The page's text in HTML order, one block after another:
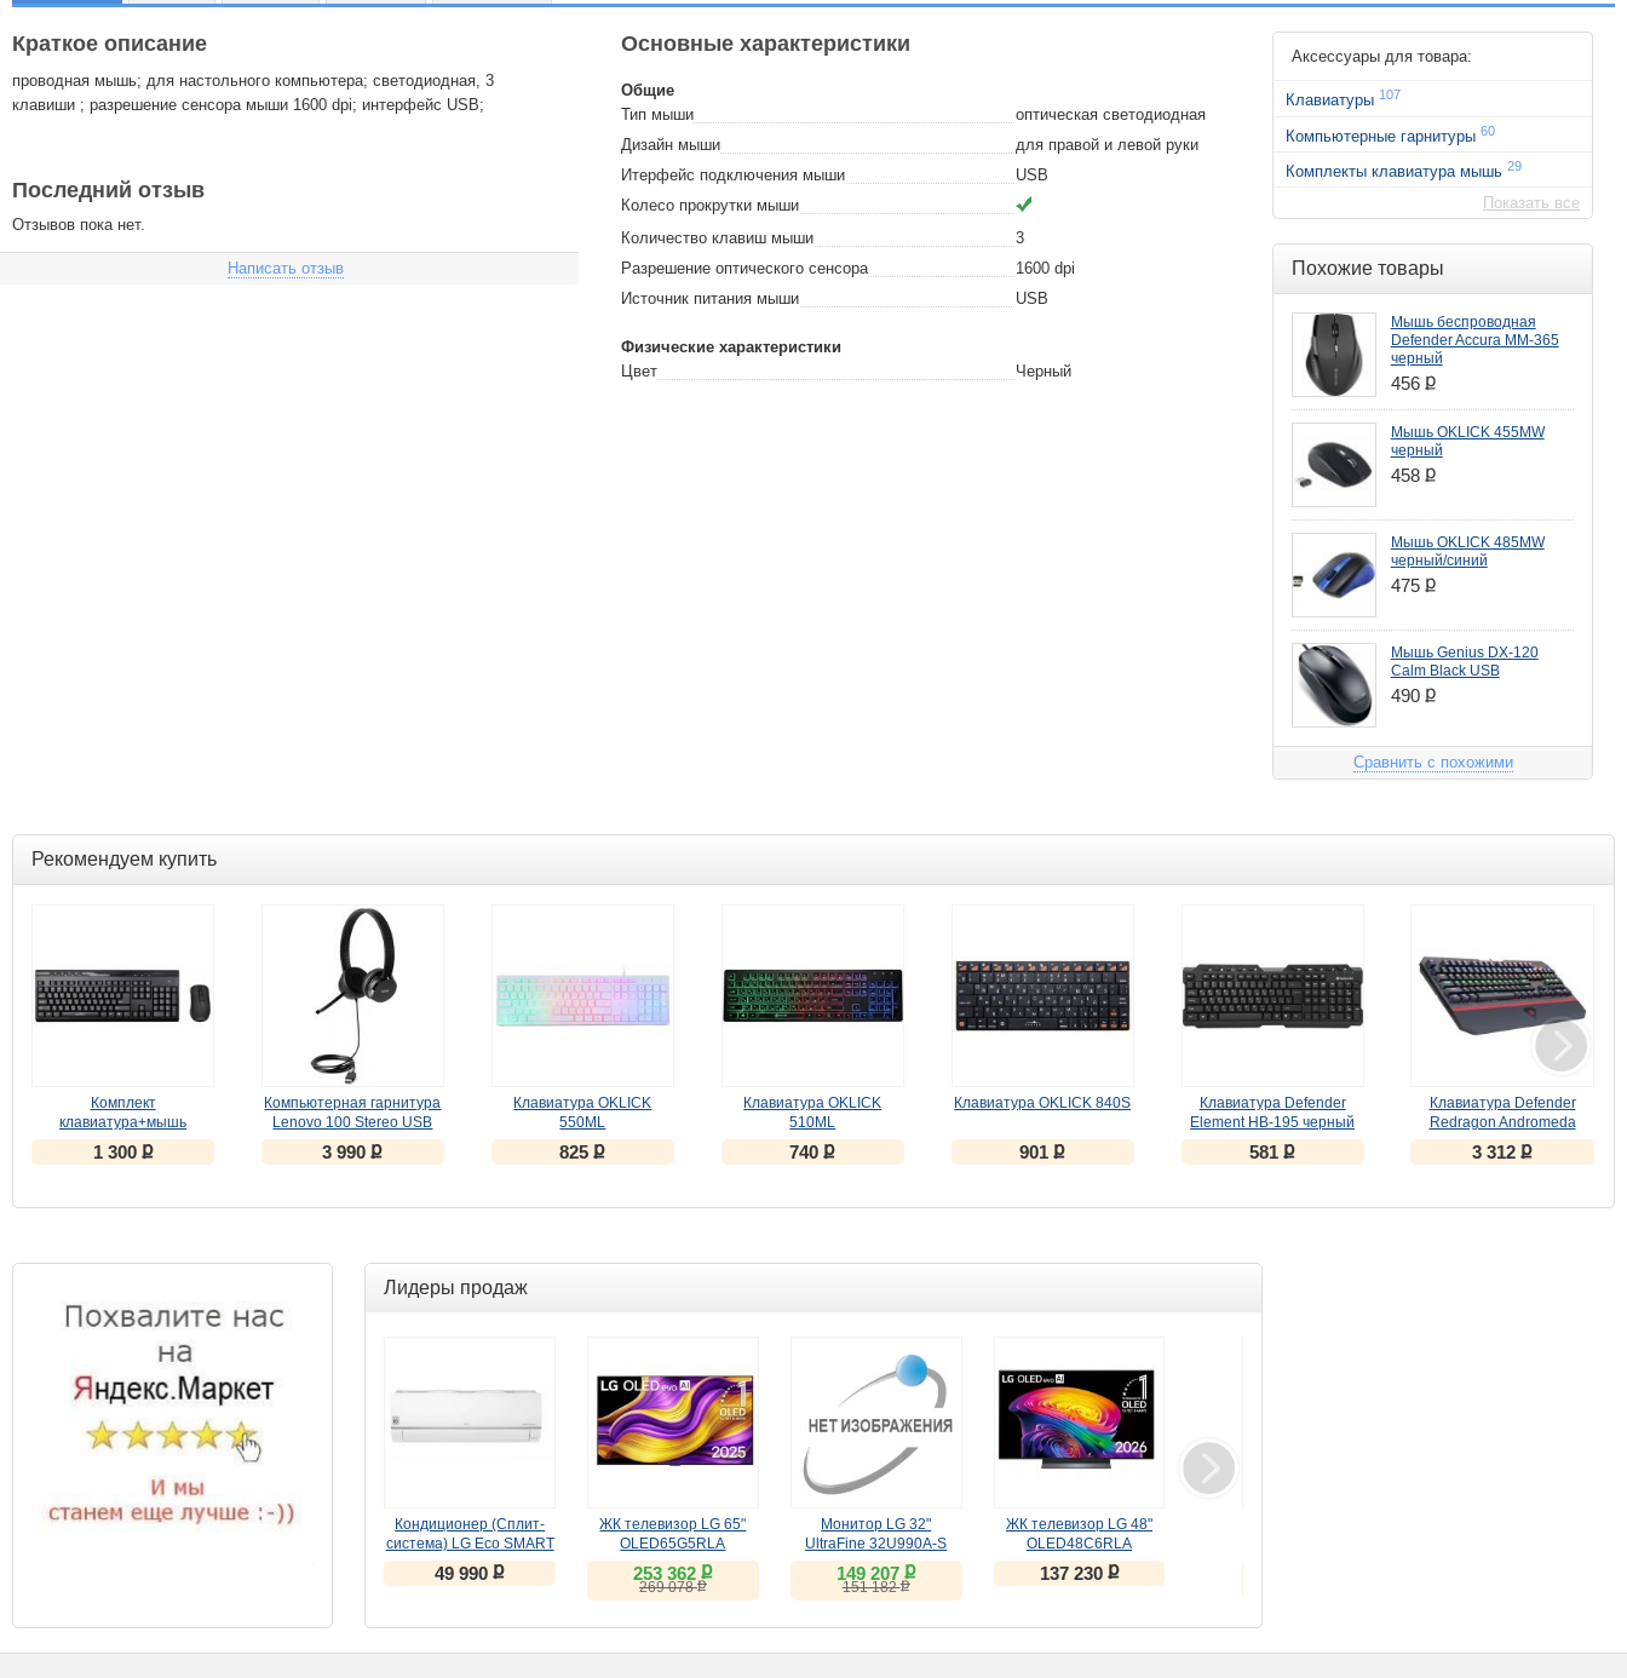
Краткое описание
проводная мышь; для настольного компьютера; светодиодная, 3
клавиши ; разрешение сенсора мыши 1600 dpi; интерфейс USB;
Последний отзыв
Отзывов пока нет.
Написать отзыв
Основные характеристики
Общие
Тип мыши
оптическая светодиодная
Дизайн мыши
для правой и левой руки
Итерфейс подключения мыши
USB
Колесо прокрутки мыши
Количество клавиш мыши
3
Разрешение оптического сенсора
1600 dpi
Источник питания мыши
USB
Физические характеристики
Цвет
Черный
Аксессуары для товара:
Клавиатуры 107
Компьютерные гарнитуры60
Комплекты клавиатура мышь29
Показать все
Похожие товары
Мышь беспроводная
Defender Accura MM-365
черный
456 ք
Мышь OKLICK 455MW
черный
458 ք
Мышь OKLICK 485MW
черный/синий
475 ք
Мышь Genius DX-120
Calm Black USB
490 ք
Сравнить с похожими
Рекомендуем купить
Комплект
клавиатура+мышь
OKLICK 280M
1 300 ք
Компьютерная гарнитура
Lenovo 100 Stereo USB
Headset
3 990ք
Клавиатура OKLICK
550ML
825ք
Клавиатура OKLICK
510ML
740ք
Клавиатура OKLICK 840S
901ք
Клавиатура Defender
Element HB-195 черный
581ք
Клавиатура Defender
Redragon Andromeda
RU,подсветка,Full Anti-
Ghost
3 312ք
Лидеры продаж
Кондиционер (Сплит-
система) LG Eco SMART
inverter PC09SQR белый
49 990ք
ЖК телевизор LG 65"
OLED65G5RLA
253 362 ք
269 078ք
Монитор LG 32"
UltraFine 32U990A-S
(IPS, 6K, Thunderbolt 5)
149 207 ք
151 182ք
ЖК телевизор LG 48"
OLED48C6RLA
137 230 ք